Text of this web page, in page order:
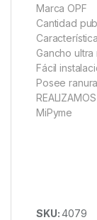
Marca OPF
Cantidad
Gancho
Fácil
Posee
MiPyme
SKU:4079